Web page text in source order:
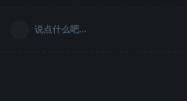
说点什么吧...